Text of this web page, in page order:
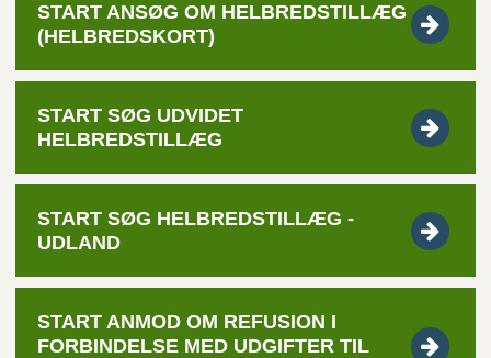
START ANSØG OM HELBREDSTILLÆG
(HELBREDSKORT)
START SØG UDVIDET
HELBREDSTILLÆG
START SØG HELBREDSTILLÆG -
UDLAND
START ANMOD OM REFUSION I
FORBINDELSE MED UDGIFTER TIL